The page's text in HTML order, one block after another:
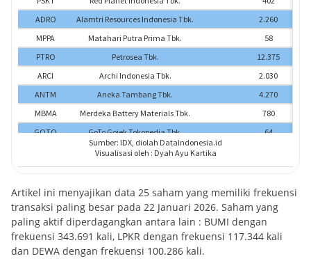
Artikel ini menyajikan data 25 saham yang memiliki frekuensi
transaksi paling besar pada 22 Januari 2026. Saham yang
paling aktif diperdagangkan antara lain : BUMI dengan
frekuensi 343.691 kali, LPKR dengan frekuensi 117.344 kali
dan DEWA dengan frekuensi 100.286 kali.